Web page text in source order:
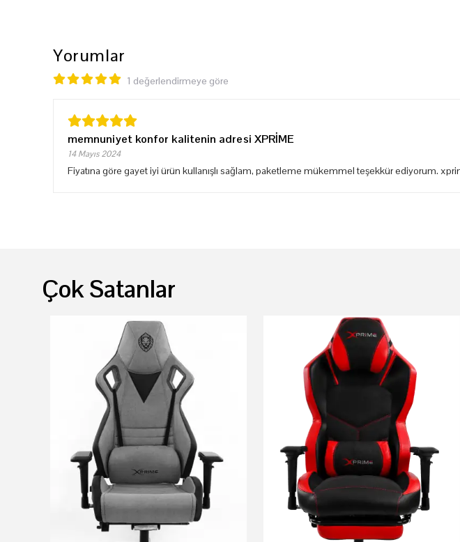
Yorumlar
1 değerlendirmeye göre
memnuniyet konfor kalitenin adresi XPRİME
14 Mayıs 2024
Fiyatına göre gayet iyi ürün kullanışlı sağlam, paketleme mükemmel teşekkür ediyorum.
Çok Satanlar